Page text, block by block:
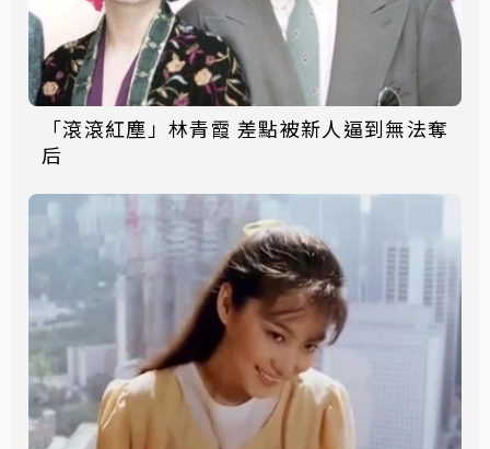
「滾滾紅塵」林青霞 差點被新人逼到無法奪
后